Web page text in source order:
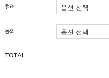
컬러
동의
TOTAL